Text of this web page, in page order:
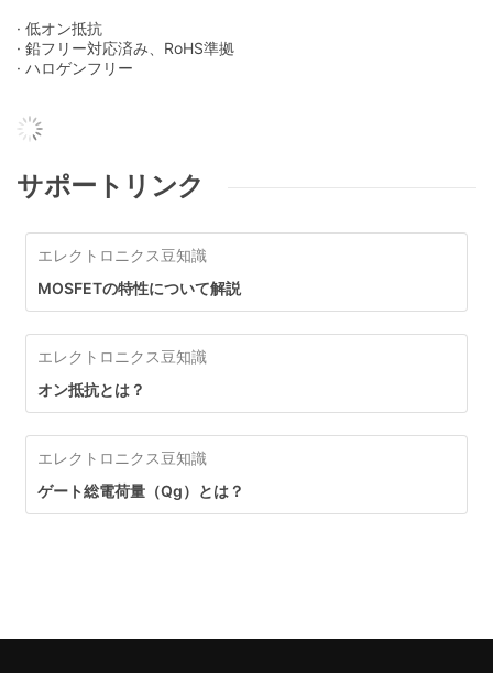
· 低オン抵抗
· 鉛フリー対応済み、RoHS準拠
· ハロゲンフリー
サポートリンク
エレクトロニクス豆知識
MOSFETの特性について解説
エレクトロニクス豆知識
オン抵抗とは？
エレクトロニクス豆知識
ゲート総電荷量（Qg）とは？